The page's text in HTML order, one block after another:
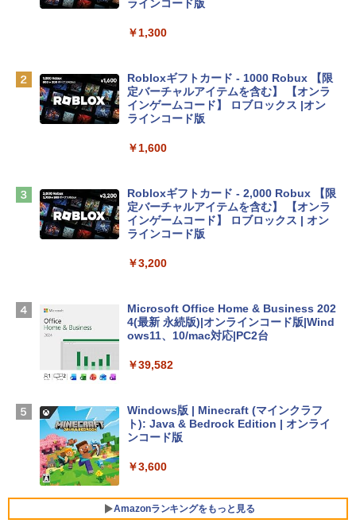
inaディスプレイ、8GBユニファイドメモ
eTime HDカメラ - インディゴ
tomtoc 360°保護 15.6 16インチ パソコ
ンケース Dell NEC Lavie ASUS HP dyna
Apple 2026 MacBook Air M5チップ搭載
13インチノートブック：AIとApple Intell
igence、13.6インチLiquid Retinaディ
TB SSDストレージ、12MPセンターフレ
￥278,800
【Amazon.co.jp限定】 HP ノートパソコ
￥129,800
FMV ノートパソコン WE1-K3 (MS 365 P
VWK3E15W_AZ
ラインコード版
￥1,300
Robloxギフトカード - 1000 Robux 【限
定バーチャルアイテムを含む】 【オンラ
インゲームコード】 ロブロックス |オン
ラインコード版
￥1,600
Robloxギフトカード - 2,000 Robux 【限
定バーチャルアイテムを含む】 【オンラ
インゲームコード】 ロブロックス | オン
ラインコード版
￥3,200
Microsoft Office Home & Business 202
4(最新 永続版)|オンラインコード版|Wind
ows11、10/mac対応|PC2台
￥39,582
Windows版 | Minecraft (マインクラフ
ト): Java & Bedrock Edition | オンライ
ンコード版
￥3,600
Amazonランキングをもっと見る